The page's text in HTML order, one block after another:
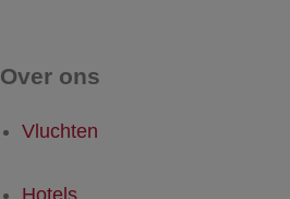
Over ons
Vluchten
Hotels